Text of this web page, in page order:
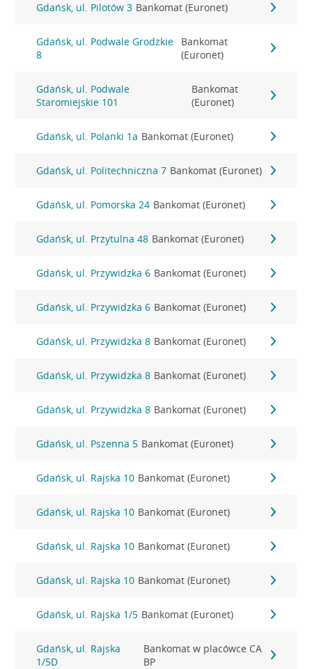
Gdańsk, ul. Pilotów 3 Bankomat (Euronet)
Gdańsk, ul. Podwale Grodzkie
8
Bankomat
(Euronet)
Gdańsk, ul. Podwale
Staromiejskie 101
Bankomat
(Euronet)
Gdańsk, ul. Polanki 1a Bankomat (Euronet)
Gdańsk, ul. Politechniczna 7 Bankomat (Euronet)
Gdańsk, ul. Pomorska 24 Bankomat (Euronet)
Gdańsk, ul. Przytulna 48 Bankomat (Euronet)
Gdańsk, ul. Przywidzka 6 Bankomat (Euronet)
Gdańsk, ul. Przywidzka 6 Bankomat (Euronet)
Gdańsk, ul. Przywidzka 8 Bankomat (Euronet)
Gdańsk, ul. Przywidzka 8 Bankomat (Euronet)
Gdańsk, ul. Przywidzka 8 Bankomat (Euronet)
Gdańsk, ul. Pszenna 5 Bankomat (Euronet)
Gdańsk, ul. Rajska 10 Bankomat (Euronet)
Gdańsk, ul. Rajska 10 Bankomat (Euronet)
Gdańsk, ul. Rajska 10 Bankomat (Euronet)
Gdańsk, ul. Rajska 10 Bankomat (Euronet)
Gdańsk, ul. Rajska 1/5 Bankomat (Euronet)
Gdańsk, ul. Rajska
1/5D
Bankomat w placówce CA
BP